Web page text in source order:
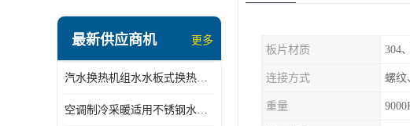
盘管换热
变频供水机组
汽水混合加热器
最新供应商机 更多
汽水换热机组水水板式换热机组板式热交换机组厂家专业定制
空调制冷采暖适用不锈钢水水汽水板式换热器
板片材质
连接方式 螺纹
重量